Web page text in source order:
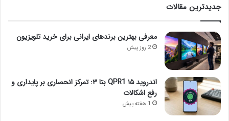
جدیدترین مقالات
معرفی بهترین برندهای ایرانی برای خرید تلویزیون
2 روز پیش
اندروید ۱۵ QPR1 بتا ۳: تمرکز انحصاری بر پایداری و
رفع اشکالات
1 هفته پیش